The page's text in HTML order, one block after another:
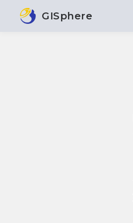
GISphere